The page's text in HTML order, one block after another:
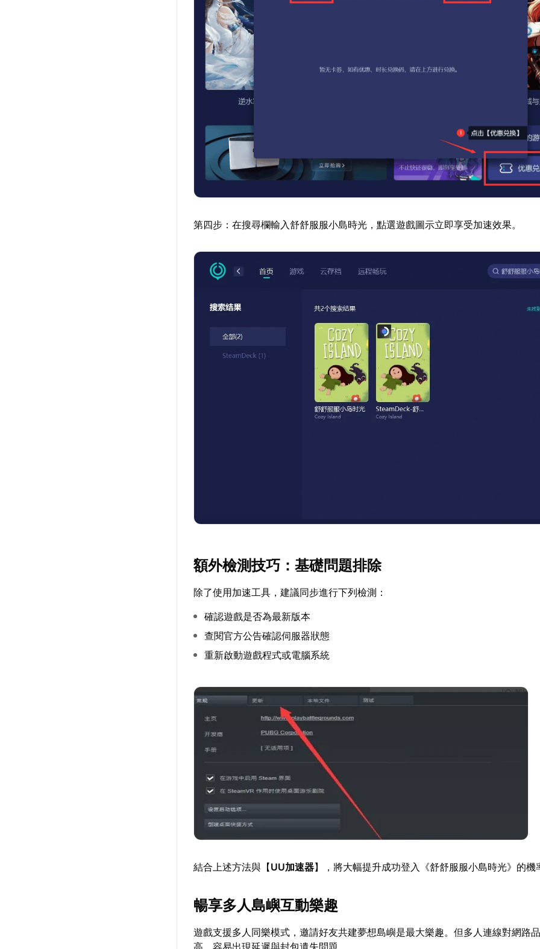
第四步：在搜尋欄輸入舒舒服服小島時光，點選遊戲圖示立即享受加速效果。
額外檢測技巧：基礎問題排除
除了使用加速工具，建議同步進行下列檢測：
確認遊戲是否為最新版本
查閱官方公告確認伺服器狀態
重新啟動遊戲程式或電腦系統
結合上述方法與【UU加速器】，將大幅提升成功登入《舒舒服服小島時光》的機
暢享多人島嶼互動樂趣
遊戲支援多人同樂模式，邀請好友共建夢想島嶼是最大樂趣。但多人連線對網路